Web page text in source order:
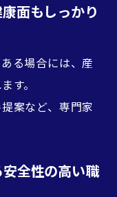
面もしっかり
る場合には、産
す。
案など、専門家
全性の高い職